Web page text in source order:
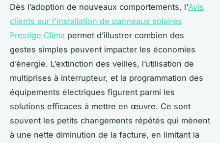
Dès l’adoption de nouveaux comportements, l'Avis
clients sur l'installation de panneaux solaires
Prestige Clima permet d’illustrer combien des
gestes simples peuvent impacter les économies
d’énergie. L’extinction des veilles, l’utilisation de
multiprises à interrupteur, et la programmation des
équipements électriques figurent parmi les
solutions efficaces à mettre en œuvre. Ce sont
souvent les petits changements répétés qui mènent
à une nette diminution de la facture, en limitant la